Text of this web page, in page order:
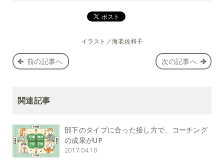
イラスト／海老佐和子
前の記事へ 次の記事へ
関連記事
部下のタイプに合った接し方で、コーチング
の成果がUP
2017.04.10